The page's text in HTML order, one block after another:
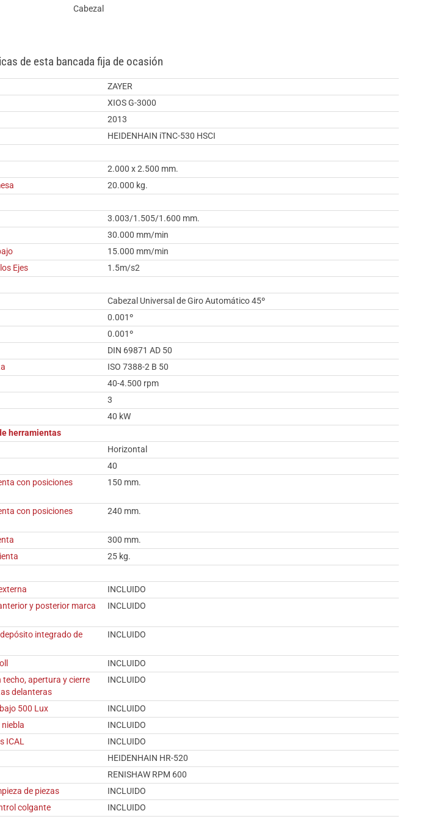
Cabezal
de esta bancada fija de ocasión
ZAYER
XIOS G-3000
2013
HEIDENHAIN iTNC-530 HSCI
2.000 x 2.500 mm.
20.000 kg.
3.003/1.505/1.600 mm.
30.000 mm/min
15.000 mm/min
Ejes
1.5m/s2
Cabezal Universal de Giro Automático 45º
0.001º
0.001º
DIN 69871 AD 50
ISO 7388-2 B 50
40-4.500 rpm
3
40 kW
herramientas
Horizontal
40
con posiciones
150 mm.
con posiciones
240 mm.
300 mm.
25 kg.
INCLUIDO
y posterior marca
INCLUIDO
integrado de
INCLUIDO
INCLUIDO
apertura y cierre
delanteras
INCLUIDO
500 Lux
INCLUIDO
INCLUIDO
ICAL
INCLUIDO
HEIDENHAIN HR-520
RENISHAW RPM 600
de piezas
INCLUIDO
colgante
INCLUIDO